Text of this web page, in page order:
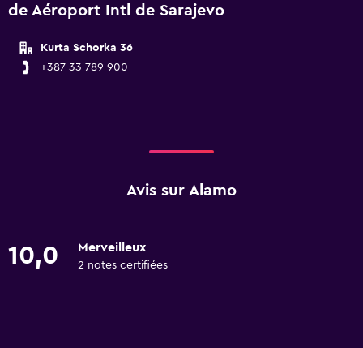
de Aéroport Intl de Sarajevo
Kurta Schorka 36
+387 33 789 900
Avis sur Alamo
10,0 Merveilleux
2 notes certifiées